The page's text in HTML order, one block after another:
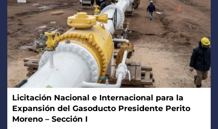
Licitación Nacional e Internacional para la
Expansión del Gasoducto Presidente Perito
Moreno – Sección I